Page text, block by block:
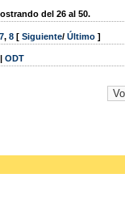
del 26 al 50.
7, 8 [ Siguiente/ Último ]
| ODT